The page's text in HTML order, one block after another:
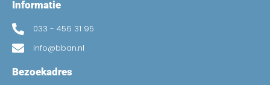
Informatie
033 - 456 31 95
info@bban.nl
Bezoekadres